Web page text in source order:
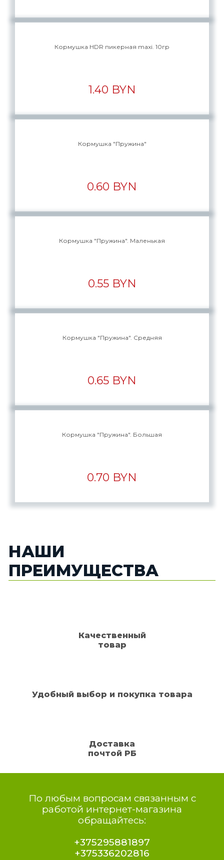
Кормушка HDR пикерная maxi. 10гр
1.40 BYN
Кормушка "Пружина"
0.60 BYN
Кормушка "Пружина". Маленькая
0.55 BYN
Кормушка "Пружина". Средняя
0.65 BYN
Кормушка "Пружина". Большая
0.70 BYN
НАШИ
ПРЕИМУЩЕСТВА
Качественный
товар
Удобный выбор и покупка товара
Доставка
почтой РБ
По любым вопросам связанным с
работой интернет-магазина
обращайтесь:
+375295881897
+375336202816